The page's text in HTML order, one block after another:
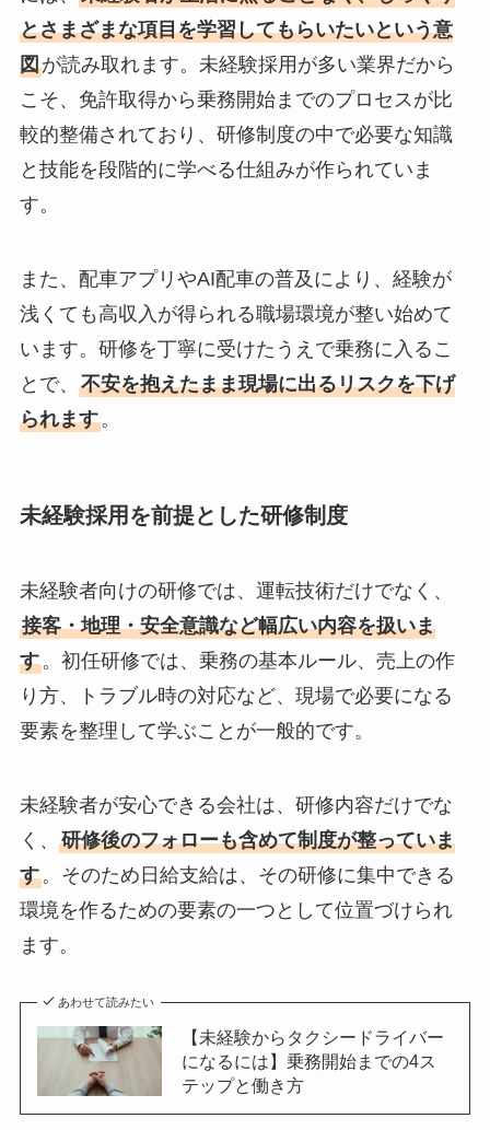
とさまざまな項目を学習してもらいたいという意
図が読み取れます。未経験採用が多い業界だから
こそ、免許取得から乗務開始までのプロセスが比
較的整備されており、研修制度の中で必要な知識
と技能を段階的に学べる仕組みが作られていま
す。
また、配車アプリやAI配車の普及により、経験が
浅くても高収入が得られる職場環境が整い始めて
います。研修を丁寧に受けたうえで乗務に入るこ
とで、 不安を抱えたまま現場に出るリスクを下げ
られます。
未経験採用を前提とした研修制度
未経験者向けの研修では、運転技術だけでなく、
接客・地理・安全意識など幅広い内容を扱いま
す。初任研修では、乗務の基本ルール、売上の作
り方、トラブル時の対応など、現場で必要になる
要素を整理して学ぶことが一般的です。
未経験者が安心できる会社は、研修内容だけでな
く、 研修後のフォローも含めて制度が整っていま
す。そのため日給支給は、その研修に集中できる
環境を作るための要素の一つとして位置づけられ
ます。
あわせて読みたい
【未経験からタクシードライバー
になるには】乗務開始までの4ス
テップと働き方